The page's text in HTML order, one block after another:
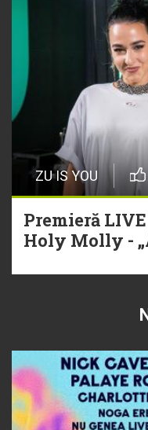
ZU IS YOU
Premieră
Holy Molly -